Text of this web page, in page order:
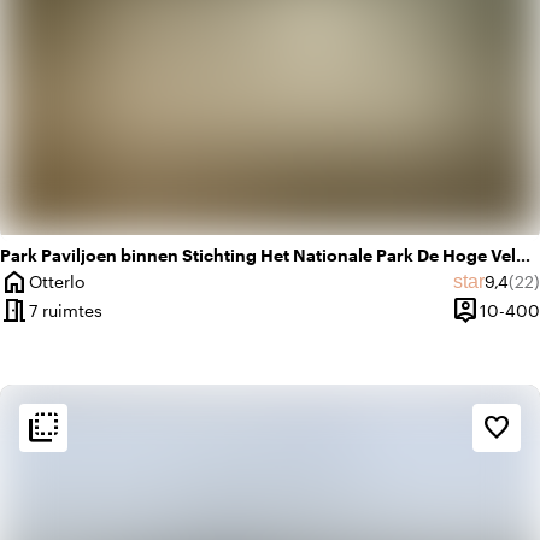
Park Paviljoen binnen Stichting Het Nationale Park De Hoge Veluwe
home
Plaats
Otterlo star9,4(22)
meeting_room7 ruimtes person_pin10-400
flip_to_back favorite_border
flip_to_back Sfeer en esthetiek
factory
Industrieel